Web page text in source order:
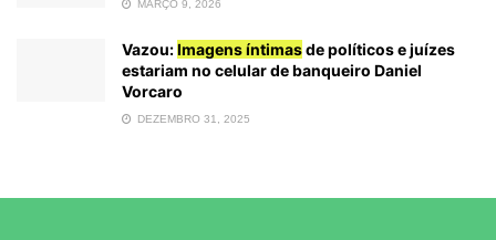
MARÇO 9, 2026
Vazou:Imagens íntimasde políticos e juízes
estariam no celular de banqueiro Daniel
Vorcaro
DEZEMBRO 31, 2025